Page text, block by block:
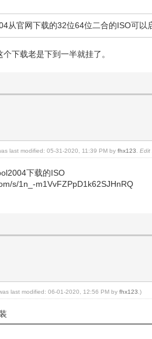
从官网下载的32位64位二合的ISO可以
下载老是下到一半就挂了。
last modified: 05-31-2020, 11:39 PM byfhx123 Edit
下载的ISO
s/1n_-m1VvFZPpD1k62SJHnRQ
last modified: 06-01-2020, 12:56 PM byfhx123 .)